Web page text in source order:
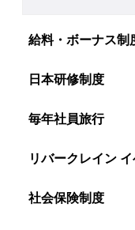
給料・ボーナス制
日本研修制度
毎年社員旅行
リバークレイン イ
社会保険制度